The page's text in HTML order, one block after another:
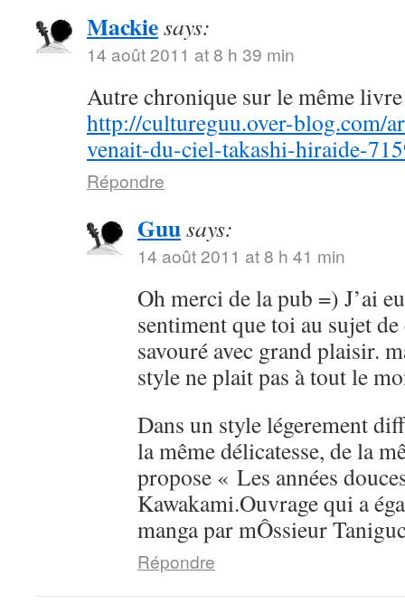
Mackiesays:
14 août 2011 at 8 h 39 min
Autre chronique sur le même
http://cultureguu.over-blog.com/
venait-du-ciel-takashi-hiraide-
Répondre
Guusays:
14 août 2011 at 8 h 41 min
Oh merci de la pub =) J’ai
sentiment que toi au sujet
savouré avec grand plaisir.
style ne plait pas à tout le
Dans un style légerement
la même délicatesse, de la
propose « Les années
Kawakami.Ouvrage qui a
manga par mÔssieur
Répondre